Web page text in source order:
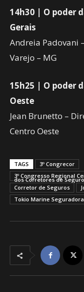
14h30 | O poder
Gerais
Andreia Padovani
Varejo – MG
15h25 | O poder
Oeste
Jean Brunetto –
Centro Oeste
TAGS
3º Congrecor
3º Congresso Regional
dos Corretores de
Corretor de Seguros
Tokio Marine Seguradora